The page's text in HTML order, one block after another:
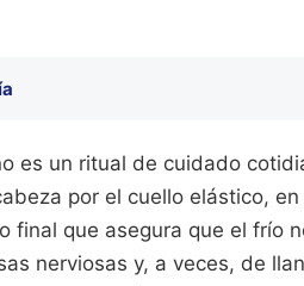
es un ritual de cuidado
por el cuello elástico,
final que asegura que el frío
nerviosas y, a veces, de